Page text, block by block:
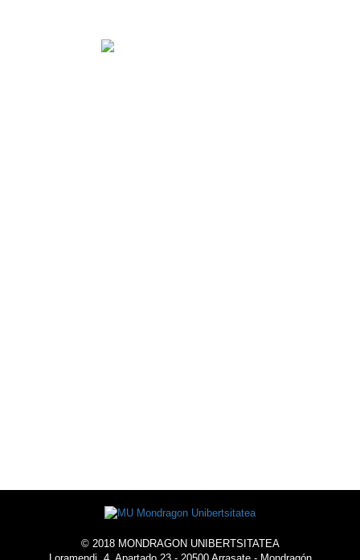
© 2018 MONDRAGON UNIBERTSITATEA